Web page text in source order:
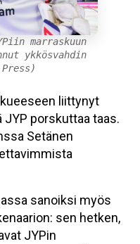
marraskuun
ykkösvahdin
liittynyt
porskuttaa taas.
Setänen
sanoiksi myös
sen hetken,
JYPin